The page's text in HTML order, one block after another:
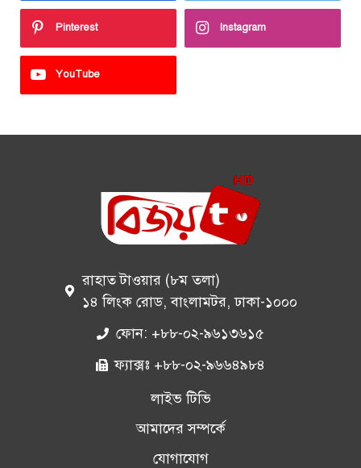
Pinterest Instagram
YouTube
রাহাত টাওয়ার (৮ম তলা)
১৪ লিংক রোড, বাংলামটর, ঢাকা-১০০০
ফোন: +৮৮-০২-৯৬১৩৬১৫
ফ্যাক্সঃ +৮৮-০২-৯৬৬৪৯৮৪
লাইভ টিভি
আমাদের সম্পর্কে
যোগাযোগ